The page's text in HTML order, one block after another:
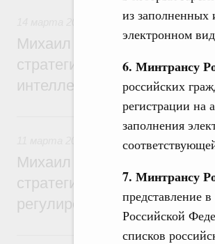
из
электронном
6. Минтрансу
российских
регистрации на
заполнения
7. Минтрансу
представление
Российской
списков
Интеллектуальная
Михаил Мишустин дал
стратегической сессии,
интеллектуальной
11
Регулирование в
Михаил Мишустин дал
стратегической сессии,
регулирования
17